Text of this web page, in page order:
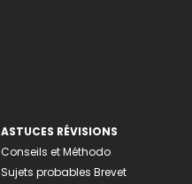
ASTUCES RÉVISIONS
Conseils et Méthodo
Sujets probables Brevet